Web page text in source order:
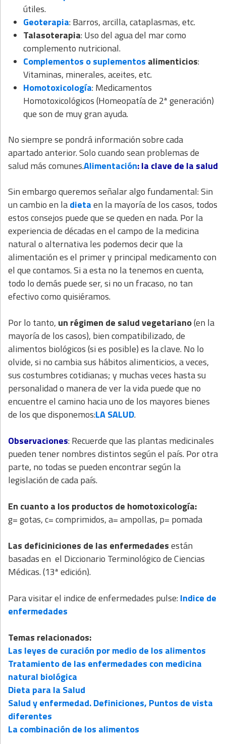
útiles.
Geoterapia: Barros, arcilla, cataplasmas, etc.
Talasoterapia: Uso del agua del mar como
complemento nutricional.
Complementos o suplementos alimenticios:
Vitaminas, minerales, aceites, etc.
Homotoxicología: Medicamentos
Homotoxicológicos (Homeopatía de 2ª generación)
que son de muy gran ayuda.
No siempre se pondrá información sobre cada
apartado anterior. Solo cuando sean problemas de
salud más comunes.Alimentación: la clave de la salud
Sin embargo queremos señalar algo fundamental: Sin
un cambio en ladietaen la mayoría de los casos, todos
estos consejos puede que se queden en nada. Por la
experiencia de décadas en el campo de la medicina
natural o alternativa les podemos decir que la
alimentación es el primer y principal medicamento con
el que contamos. Si a esta no la tenemos en cuenta,
todo lo demás puede ser, si no un fracaso, no tan
efectivo como quisiéramos.
Por lo tanto, un régimen de salud vegetariano(en la
mayoría de los casos), bien compatibilizado, de
alimentos biológicos (si es posible) es la clave. No lo
olvide, si no cambia sus hábitos alimenticios, a veces,
sus costumbres cotidianas; y muchas veces hasta su
personalidad o manera de ver la vida puede que no
encuentre el camino hacia uno de los mayores bienes
de los que disponemos:LA SALUD.
Observaciones: Recuerde que las plantas medicinales
pueden tener nombres distintos según el país. Por otra
parte, no todas se pueden encontrar según la
legislación de cada país.
En cuanto a los productos de homotoxicología:
g= gotas, c= comprimidos, a= ampollas, p= pomada
Las deficiniciones de las enfermedadesestán
basadas en el Diccionario Terminológico de Ciencias
Médicas. (13ª edición).
Para visitar el indice de enfermedades pulse: Indice de
enfermedades
Temas relacionados:
Las leyes de curación por medio de los alimentos
Tratamiento de las enfermedades con medicina
natural biológica
Dieta para la Salud
Salud y enfermedad. Definiciones, Puntos de vista
diferentes
La combinación de los alimentos